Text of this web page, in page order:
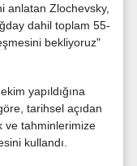
anlatan Zlochevsky,
dahil toplam 55-
bekliyoruz"
yapıldığına
tarihsel açıdan
ve tahminlerimize
kullandı.